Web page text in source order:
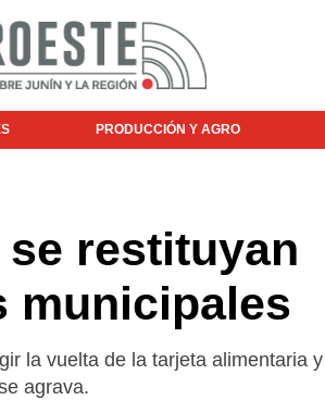
PRODUCCIÓN Y AGRO
restituyan
municipales
la vuelta de la tarjeta alimentaria y
agrava.